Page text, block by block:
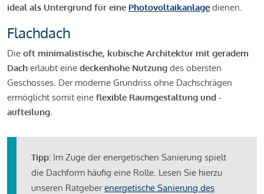
ideal als Untergrund für eine Photovoltaikanlage dienen.
Flachdach
Die oft minimalistische, kubische Architektur mit geradem
Dach erlaubt eine deckenhohe Nutzung des obersten
Geschosses. Der moderne Grundriss ohne Dachschrägen
ermöglicht somit eine flexible Raumgestaltung und -
aufteilung
Tipp: Im Zuge der energetischen Sanierung spielt
die Dachform häufig eine Rolle. Lesen Sie hierzu
unseren Ratgeberenergetische Sanierung des